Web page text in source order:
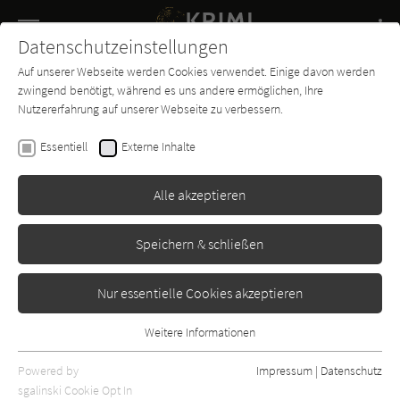
SUCHE
Buch-
Entdecker
Forum Charts
Gunter Gerlach
Engel in Esslingen
Erschienen: Januar 2007
0
Datenschutzeinstellungen
Auf unserer Webseite werden Cookies verwendet. Einige davon werden
zwingend benötigt, während es uns andere ermöglichen, Ihre
Nutzererfahrung auf unserer Webseite zu verbessern.
Essentiell Externe Inhalte
Alle akzeptieren
Speichern & schließen
Nur essentielle Cookies akzeptieren
Essentielle Cookies werden für grundlegende Funktionen der
Webseite benötigt. Dadurch ist gewährleistet, dass die Webseite
Weitere Informationen
Powered by
sgalinski Cookie Opt In
Impressum | Datenschutz